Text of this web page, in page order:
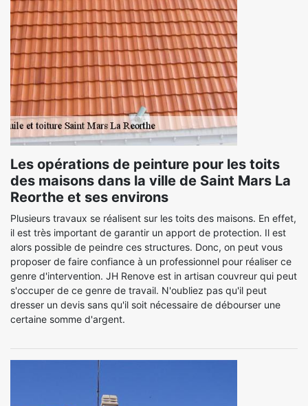
Les opérations de peinture pour les toits
des maisons dans la ville de Saint Mars La
Reorthe et ses environs
Plusieurs travaux se réalisent sur les toits des maisons. En effet,
il est très important de garantir un apport de protection. Il est
alors possible de peindre ces structures. Donc, on peut vous
proposer de faire confiance à un professionnel pour réaliser ce
genre d'intervention. JH Renove est in artisan couvreur qui peut
s'occuper de ce genre de travail. N'oubliez pas qu'il peut
dresser un devis sans qu'il soit nécessaire de débourser une
certaine somme d'argent.